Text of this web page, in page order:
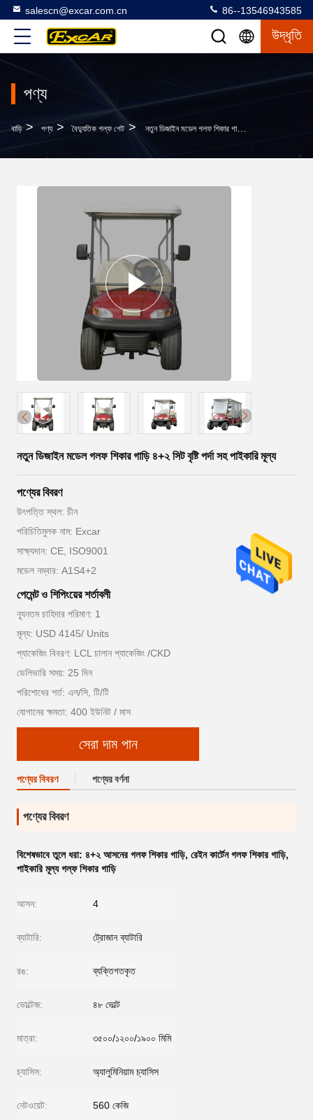
salescn@excar.com.cn 86--13546943585
উদ্ধৃতি
পণ্য
বাড়ি > পণ্য > বৈদ্যুতিক গল্ফ গেট > নতুন ডিজাইন মডেল গলফ শিকার গাড়ি ৪+২ সিট বৃষ্টি পর্দা সহ পাইকারি মূল্য
নতুন ডিজাইন মডেল গলফ শিকার গাড়ি ৪+২ সিট বৃষ্টি পর্দা সহ পাইকারি মূল্য
পণ্যের বিবরণ
উৎপত্তি স্থল: চীন
পরিচিতিমুলক নাম: Excar
সাক্ষ্যদান: CE, ISO9001
মডেল নম্বার: A1S4+2
পেমেন্ট ও শিপিংয়ের শর্তাবলী
ন্যূনতম চাহিদার পরিমাণ: 1
মূল্য: USD 4145/ Units
প্যাকেজিং বিবরণ: LCL চালান প্যাকেজিং /CKD
ডেলিভারি সময়: 25 দিন
পরিশোধের শর্ত: এল/সি, টি/টি
যোগানের ক্ষমতা: 400 ইউনিট / মাস
সেরা দাম পান
পণ্যের বিবরণ পণ্যের বর্ণনা
পণ্যের বিবরণ
বিশেষভাবে তুলে ধরা: ৪+২ আসনের গলফ শিকার গাড়ি, রেইন কার্টেন গলফ শিকার গাড়ি,
পাইকারি মূল্য গল্ফ শিকার গাড়ি
আসন: 4
ব্যাটারি: ট্রোজান ব্যাটারি
রঙ: ব্যক্তিগতকৃত
ভোল্টেজ: ৪৮ ভোল্ট
মাত্রা: ৩৫০০/১২০০/১৯০০ মিমি
চ্যাসিস: অ্যালুমিনিয়াম চ্যাসিস
নেটওয়েট: 560 কেজি